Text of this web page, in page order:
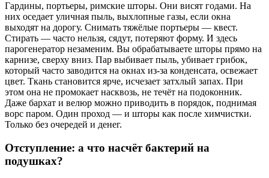
Гардины, портьеры, римские шторы. Они висят годами. На
них оседает уличная пыль, выхлопные газы, если окна
выходят на дорогу. Снимать тяжёлые портьеры — квест.
Стирать — часто нельзя, сядут, потеряют форму. И здесь
парогенератор незаменим. Вы обрабатываете шторы прямо на
карнизе, сверху вниз. Пар выбивает пыль, убивает грибок,
который часто заводится на окнах из-за конденсата, освежает
цвет. Ткань становится ярче, исчезает затхлый запах. При
этом она не промокает насквозь, не течёт на подоконник.
Даже бархат и велюр можно приводить в порядок, поднимая
ворс паром. Один проход — и шторы как после химчистки.
Только без очередей и денег.
Отступление: а что насчёт бактерий на
подушках?